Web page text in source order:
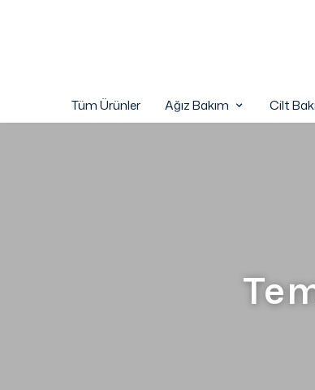
Tüm Ürünler Ağız Bakım Cilt